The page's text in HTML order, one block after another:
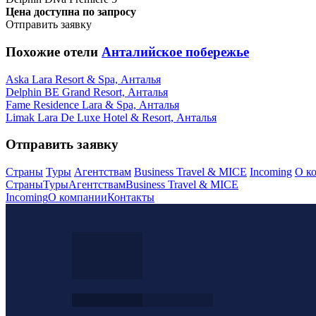
Цена доступна по запросу
Отправить заявку
Похожие отели Анталийское побережье
Aska Lara Resort & Spa, Анталья
Delphin BE Grand Resort, Анталья
Fame Residence Lara & Spa, Анталья
Limak Lara De Luxe Hotel & Resort, Анталья
Отправить заявку
Страны Туры Агентствам Business Travel & MICE Incoming О
СтраныТурыАгентствамBusiness Travel & MICE
IncomingО компанииКонтакты